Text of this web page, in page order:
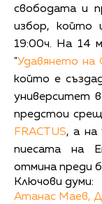
свободата и
избор, който
19:00ч. На 14
"Удавянето на
който е
университет
предстои
FRACTUS, а на
пиесата на
отмина преди
Ключови думи:
Атанас Маев,